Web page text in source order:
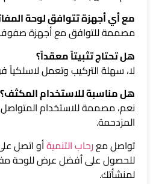
مع أي أجهزة تتوافق لوحة
مصممة للتوافق مع أجهزة صفوف
هل تحتاج تثبيتاً معقداً؟
لا، سهلة التركيب وتعمل لاسلكياً
هل مناسبة للاستخدام المكثف؟
نعم، مصممة للاستخدام
المزدحمة.
تواصل معرحاب التنمية
لمنشأتك.